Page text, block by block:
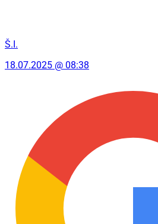
Š.I.
18.07.2025 @ 08:38